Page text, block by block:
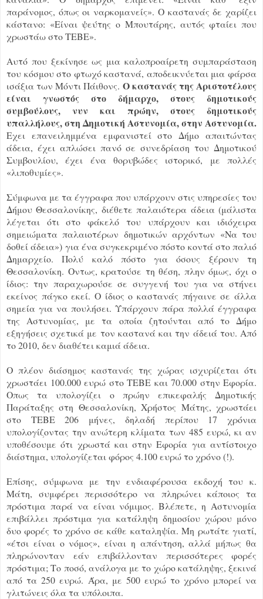
παράνομος, όπως οι ναρκομανείς». Ο καστανάς δε χαρίζει
κάστανο: «Είναι ψεύτης ο Μπουτάρης, αυτός φταίει που
χρωστάω στο ΤΕΒΕ».
Αυτό που ξεκίνησε ως μια καλοπροαίρετη συμπαράσταση
του κόσμου στο φτωχό καστανά, αποδεικνύεται μια φάρσα
ισάξια των Μόντι Πάιθονς. Ο καστανάς της Αριστοτέλους
είναι γνωστός στο δήμαρχο, στους δημοτικούς
συμβούλους, νυν και πρώην, στους δημοτικούς
υπαλλήλους, στη Δημοτική Αστυνομία, στην Αστυνομία.
Εχει επανειλημμένα εμφανιστεί στο Δήμο απαιτώντας
άδεια, έχει απλώσει πανό σε συνεδρίαση του Δημοτικού
Συμβουλίου, έχει ένα θορυβώδες ιστορικό, με πολλές
«λιποθυμίες».
Σύμφωνα με τα έγγραφα που υπάρχουν στις υπηρεσίες του
Δήμου Θεσσαλονίκης, διέθετε παλαιότερα άδεια (μάλιστα
λέγεται ότι στο φάκελό του υπάρχουν και ιδιόχειρα
σημειώματα παλαιοτέρων δημοτικών αρχόντων «Να του
δοθεί άδεια») για ένα συγκεκριμένο πόστο κοντά στο παλιό
Δημαρχείο. Πολύ καλό πόστο για όσους ξέρουν τη
Θεσσαλονίκη. Οντως, κρατούσε τη θέση, πλην όμως, όχι ο
ίδιος: την παραχωρούσε σε συγγενή του για να στήνει
εκείνος πάγκο εκεί. Ο ίδιος ο καστανάς πήγαινε σε άλλα
σημεία για να πουλήσει. Υπάρχουν πάρα πολλά έγγραφα
της Αστυνομίας, με τα οποία ζητούνται από το Δήμο
εξηγήσεις σχετικά με τον καστανά και την άδειά του. Από
το 2010, δεν διαθέτει καμιά άδεια.
Ο πλέον διάσημος καστανάς της χώρας ισχυρίζεται ότι
χρωστάει 100.000 ευρώ στο ΤΕΒΕ και 70.000 στην Εφορία.
Οπως τα υπολογίζει ο πρώην επικεφαλής Δημοτικής
Παράταξης στη Θεσσαλονίκη, Χρήστος Μάτης, χρωστάει
στο ΤΕΒΕ 206 μήνες, δηλαδή περίπου 17 χρόνια
υπολογίζοντας την ανώτερη κλίματα των 485 ευρώ, κι αν
υποθέσουμε ότι χρωστά και στην Εφορία για αντίστοιχο
διάστημα, υπολογίζεται φόρος 4.100 ευρώ το χρόνο (!).
Επίσης, σύμφωνα με την ενδιαφέρουσα εκδοχή του κ.
Μάτη, συμφέρει περισσότερο να πληρώνει κάποιος τα
πρόστιμα παρά να είναι νόμιμος. Βλέπετε, η Αστυνομία
επιβάλλει πρόστιμα για κατάληψη δημοσίου χώρου μόνο
δυο φορές το χρόνο σε κάθε καταληψία. Μη ρωτάτε γιατί,
«έτσι είναι ο νόμος», είναι η απάντηση, αλλά μήπως θα
πληρώνονταν εάν επιβάλλονταν περισσότερες φορές
πρόστιμα; Το ποσό, ανάλογα με το χώρο κατάληψης, ξεκινά
από τα 250 ευρώ. Άρα, με 500 ευρώ το χρόνο μπορεί να
γλιτώνεις όλα τα υπόλοιπα.